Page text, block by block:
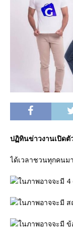
ปฏิทินข่าวงานเปิด
ได้เวลาชวนทุกคนม